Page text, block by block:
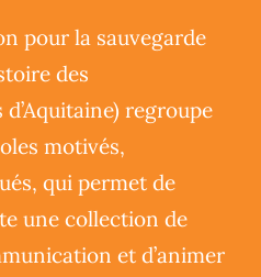
pour la sauvegarde
des
regroupe
motivés,
qui permet de
une collection de
et d’animer